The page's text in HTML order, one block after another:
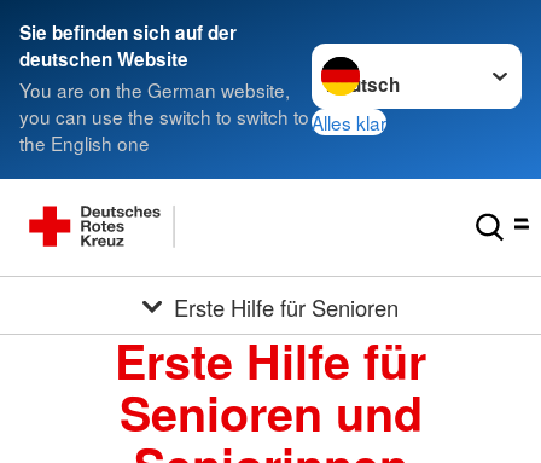
Sie befinden sich auf der
deutschen Website
You are on the German website,
you can use the switch to switch to
the English one
Sprache wechseln zu
Alles klar
Erste Hilfe für Senioren
Erste Hilfe für
Senioren und